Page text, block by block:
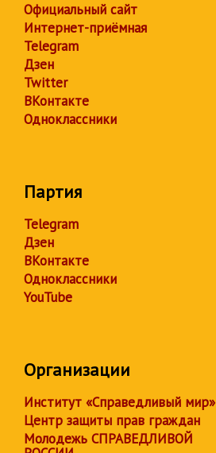
Официальный сайт
Интернет-приёмная
Telegram
Дзен
Twitter
ВКонтакте
Одноклассники
Партия
Telegram
Дзен
ВКонтакте
Одноклассники
YouTube
Организации
Институт «Справедливый мир»
Центр защиты прав граждан
Молодежь СПРАВЕДЛИВОЙ